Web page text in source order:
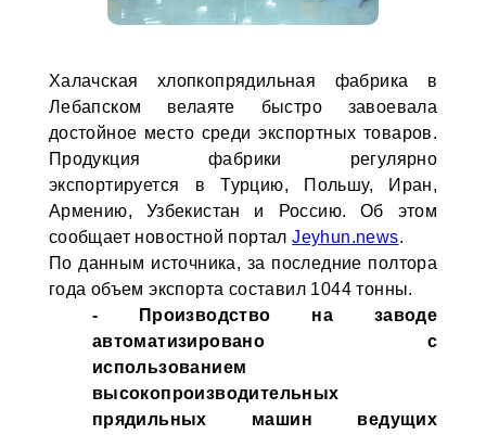
Халачская хлопкопрядильная фабрика в
Лебапском велаяте быстро завоевала
достойное место среди экспортных товаров.
Продукция фабрики регулярно
экспортируется в Турцию, Польшу, Иран,
Армению, Узбекистан и Россию. Об этом
сообщает новостной порталJeyhun.news.
По данным источника, за последние полтора
года объем экспорта составил 1044 тонны.
- Производство на заводе
автоматизировано с
использованием
высокопроизводительных
прядильных машин ведущих